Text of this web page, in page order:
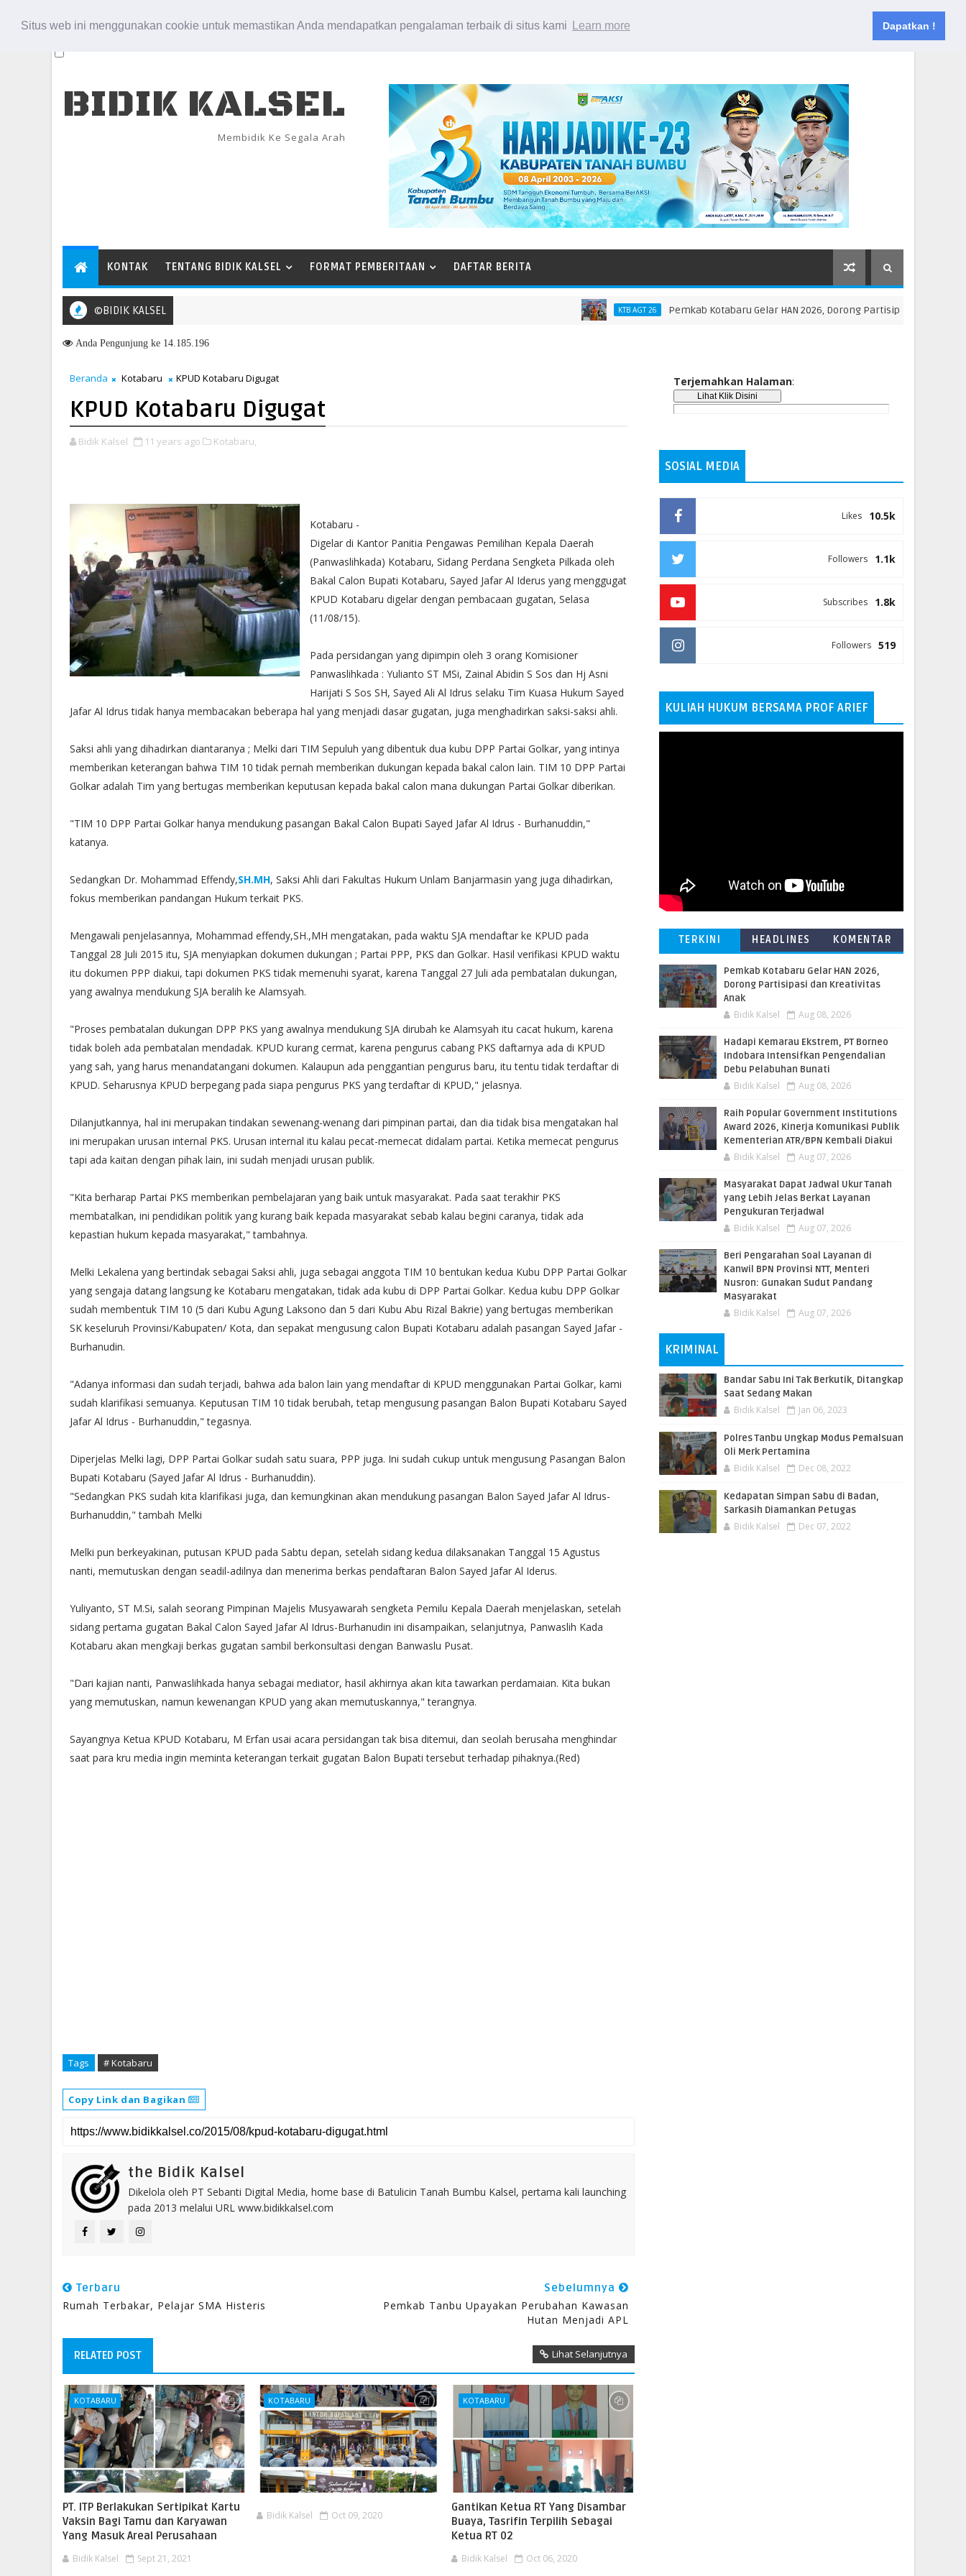
Situs web ini menggunakan cookie untuk memastikan Anda mendapatkan pengalaman terbaik di situs kami Learn more Dapatkan !
Kontak
BIDIK KALSEL
Membidik Ke Segala Arah
KONTAK TENTANG BIDIK KALSEL FORMAT PEMBERITAAN DAFTAR BERITA
©BIDIK KALSEL KTB AGT 26 Pemkab Kotabaru Gelar HAN 2026, Dorong Partisipasi dan Kreativitas
di Kanwil BPN Provinsi NTT, Menteri Nusron: Gunakan Sudut Pandang Masyarakat
Anda Pengunjung ke 14.185.196
Beranda Kotabaru KPUD Kotabaru Digugat
KPUD Kotabaru Digugat
Bidik Kalsel 11 years ago Kotabaru,
Kotabaru -
Digelar di Kantor Panitia Pengawas Pemilihan Kepala Daerah
(Panwaslihkada) Kotabaru, Sidang Perdana Sengketa Pilkada oleh
Bakal Calon Bupati Kotabaru, Sayed Jafar Al Iderus yang menggugat
KPUD Kotabaru digelar dengan pembacaan gugatan, Selasa
(11/08/15).
Pada persidangan yang dipimpin oleh 3 orang Komisioner
Panwaslihkada : Yulianto ST MSi, Zainal Abidin S Sos dan Hj Asni
Harijati S Sos SH, Sayed Ali Al Idrus selaku Tim Kuasa Hukum Sayed
Jafar Al Idrus tidak hanya membacakan beberapa hal yang menjadi dasar gugatan, juga menghadirkan saksi-saksi ahli.
Saksi ahli yang dihadirkan diantaranya ; Melki dari TIM Sepuluh yang dibentuk dua kubu DPP Partai Golkar, yang intinya
memberikan keterangan bahwa TIM 10 tidak pernah memberikan dukungan kepada bakal calon lain. TIM 10 DPP Partai
Golkar adalah Tim yang bertugas memberikan keputusan kepada bakal calon mana dukungan Partai Golkar diberikan.
"TIM 10 DPP Partai Golkar hanya mendukung pasangan Bakal Calon Bupati Sayed Jafar Al Idrus - Burhanuddin,"
katanya.
Sedangkan Dr. Mohammad Effendy,SH.MH, Saksi Ahli dari Fakultas Hukum Unlam Banjarmasin yang juga dihadirkan,
fokus memberikan pandangan Hukum terkait PKS.
Mengawali penjelasannya, Mohammad effendy,SH.,MH mengatakan, pada waktu SJA mendaftar ke KPUD pada
Tanggal 28 Juli 2015 itu, SJA menyiapkan dokumen dukungan ; Partai PPP, PKS dan Golkar. Hasil verifikasi KPUD waktu
itu dokumen PPP diakui, tapi dokumen PKS tidak memenuhi syarat, karena Tanggal 27 Juli ada pembatalan dukungan,
yang awalnya mendukung SJA beralih ke Alamsyah.
"Proses pembatalan dukungan DPP PKS yang awalnya mendukung SJA dirubah ke Alamsyah itu cacat hukum, karena
tidak boleh ada pembatalan mendadak. KPUD kurang cermat, karena pengurus cabang PKS daftarnya ada di KPUD
yang sah, yang harus menandatangani dokumen. Kalaupun ada penggantian pengurus baru, itu tentu tidak terdaftar di
KPUD. Seharusnya KPUD berpegang pada siapa pengurus PKS yang terdaftar di KPUD," jelasnya.
Dilanjutkannya, hal ini merupakan tindakan sewenang-wenang dari pimpinan partai, dan dia tidak bisa mengatakan hal
ini merupakan urusan internal PKS. Urusan internal itu kalau pecat-memecat didalam partai. Ketika memecat pengurus
tapi ada kaitan dengan pihak lain, ini sudah menjadi urusan publik.
"Kita berharap Partai PKS memberikan pembelajaran yang baik untuk masyarakat. Pada saat terakhir PKS
membatalkan, ini pendidikan politik yang kurang baik kepada masyarakat sebab kalau begini caranya, tidak ada
kepastian hukum kepada masyarakat," tambahnya.
Melki Lekalena yang bertindak sebagai Saksi ahli, juga sebagai anggota TIM 10 bentukan kedua Kubu DPP Partai Golkar
yang sengaja datang langsung ke Kotabaru mengatakan, tidak ada kubu di DPP Partai Golkar. Kedua kubu DPP Golkar
sudah membentuk TIM 10 (5 dari Kubu Agung Laksono dan 5 dari Kubu Abu Rizal Bakrie) yang bertugas memberikan
SK keseluruh Provinsi/Kabupaten/ Kota, dan sepakat mengusung calon Bupati Kotabaru adalah pasangan Sayed Jafar -
Burhanudin.
"Adanya informasi dan sudah terjadi, bahwa ada balon lain yang mendaftar di KPUD menggunakan Partai Golkar, kami
sudah klarifikasi semuanya. Keputusan TIM 10 tidak berubah, tetap mengusung pasangan Balon Bupati Kotabaru Sayed
Jafar Al Idrus - Burhanuddin," tegasnya.
Diperjelas Melki lagi, DPP Partai Golkar sudah satu suara, PPP juga. Ini sudah cukup untuk mengusung Pasangan Balon
Bupati Kotabaru (Sayed Jafar Al Idrus - Burhanuddin).
"Sedangkan PKS sudah kita klarifikasi juga, dan kemungkinan akan mendukung pasangan Balon Sayed Jafar Al Idrus-
Burhanuddin," tambah Melki
Melki pun berkeyakinan, putusan KPUD pada Sabtu depan, setelah sidang kedua dilaksanakan Tanggal 15 Agustus
nanti, memutuskan dengan seadil-adilnya dan menerima berkas pendaftaran Balon Sayed Jafar Al Iderus.
Yuliyanto, ST M.Si, salah seorang Pimpinan Majelis Musyawarah sengketa Pemilu Kepala Daerah menjelaskan, setelah
sidang pertama gugatan Bakal Calon Sayed Jafar Al Idrus-Burhanudin ini disampaikan, selanjutnya, Panwaslih Kada
Kotabaru akan mengkaji berkas gugatan sambil berkonsultasi dengan Banwaslu Pusat.
"Dari kajian nanti, Panwaslihkada hanya sebagai mediator, hasil akhirnya akan kita tawarkan perdamaian. Kita bukan
yang memutuskan, namun kewenangan KPUD yang akan memutuskannya," terangnya.
Sayangnya Ketua KPUD Kotabaru, M Erfan usai acara persidangan tak bisa ditemui, dan seolah berusaha menghindar
saat para kru media ingin meminta keterangan terkait gugatan Balon Bupati tersebut terhadap pihaknya.(Red)
Tags # Kotabaru
Copy Link dan Bagikan
the Bidik Kalsel
Dikelola oleh PT Sebanti Digital Media, home base di Batulicin Tanah Bumbu Kalsel, pertama kali launching
pada 2013 melalui URL www.bidikkalsel.com
Terbaru
Rumah Terbakar, Pelajar SMA Histeris
Sebelumnya
Pemkab Tanbu Upayakan Perubahan Kawasan
Hutan Menjadi APL
RELATED POST Lihat Selanjutnya
KOTABARU
PT. ITP Berlakukan Sertipikat Kartu
Vaksin Bagi Tamu dan Karyawan
Yang Masuk Areal Perusahaan
Bidik Kalsel Sept 21, 2021
KOTABARU
Bidik Kalsel Oct 09, 2020
KOTABARU
Gantikan Ketua RT Yang Disambar
Buaya, Tasrifin Terpilih Sebagai
Ketua RT 02
Bidik Kalsel Oct 06, 2020
Terjemahkan Halaman:
SOSIAL MEDIA
10.5k
Likes
1.1k
Followers
1.8k
Subscribes
519
Followers
KULIAH HUKUM BERSAMA PROF ARIEF
TERKINI HEADLINES KOMENTAR
Pemkab Kotabaru Gelar HAN 2026,
Dorong Partisipasi dan Kreativitas
Anak
Bidik Kalsel Aug 08, 2026
​Hadapi Kemarau Ekstrem, PT Borneo
Indobara Intensifkan Pengendalian
Debu Pelabuhan Bunati
Bidik Kalsel Aug 08, 2026
Raih Popular Government Institutions
Award 2026, Kinerja Komunikasi Publik
Kementerian ATR/BPN Kembali Diakui
Bidik Kalsel Aug 07, 2026
Masyarakat Dapat Jadwal Ukur Tanah
yang Lebih Jelas Berkat Layanan
Pengukuran Terjadwal
Bidik Kalsel Aug 07, 2026
Beri Pengarahan Soal Layanan di
Kanwil BPN Provinsi NTT, Menteri
Nusron: Gunakan Sudut Pandang
Masyarakat
Bidik Kalsel Aug 07, 2026
KRIMINAL
Bandar Sabu Ini Tak Berkutik, Ditangkap
Saat Sedang Makan
Bidik Kalsel Jan 06, 2023
Polres Tanbu Ungkap Modus Pemalsuan
Oli Merk Pertamina
Bidik Kalsel Dec 08, 2022
Kedapatan Simpan Sabu di Badan,
Sarkasih Diamankan Petugas
Bidik Kalsel Dec 07, 2022